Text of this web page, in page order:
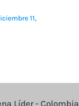
11,
Líder - Colombia